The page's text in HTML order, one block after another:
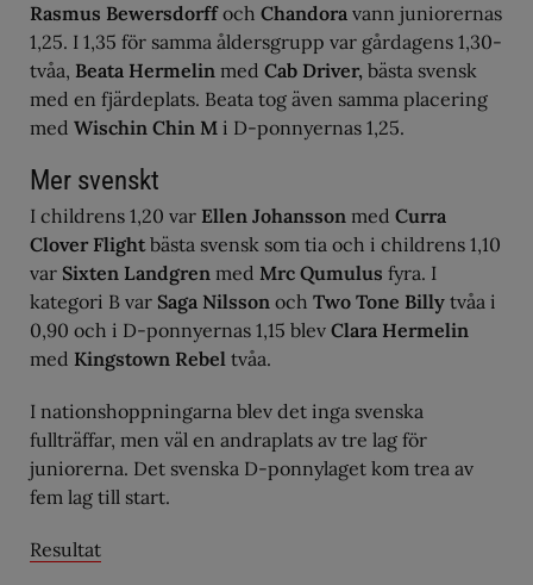
Rasmus Bewersdorffoch Chandora vann juniorernas
1,25. I 1,35 för samma åldersgrupp var gårdagens 1,30-
tvåa, Beata Hermelin med Cab Driver, bästa svensk
med en fjärdeplats. Beata tog även samma placering
med Wischin Chin M i D-ponnyernas 1,25.
Mer svenskt
I childrens 1,20 var Ellen Johansson med Curra
Clover Flightbästa svensk som tia och i childrens 1,10
var Sixten Landgren med Mrc Qumulus fyra. I
kategori B var Saga Nilsson och Two Tone Billy tvåa i
0,90 och i D-ponnyernas 1,15 blev Clara Hermelin
med Kingstown Rebel tvåa.
I nationshoppningarna blev det inga svenska
fullträffar, men väl en andraplats av tre lag för
juniorerna. Det svenska D-ponnylaget kom trea av
fem lag till start.
Resultat